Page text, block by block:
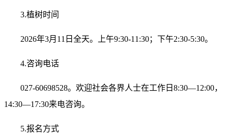
3.植树时间
2026年3月11日全天。上午9:30-11:30；下午2:30-5:30。
4.咨询电话
027-60698528。欢迎社会各界人士在工作日8:30—12:00，
14:30—17:30来电咨询。
5.报名方式